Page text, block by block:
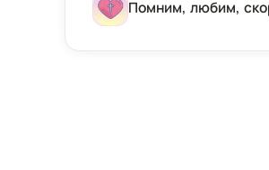
Помним, любим,